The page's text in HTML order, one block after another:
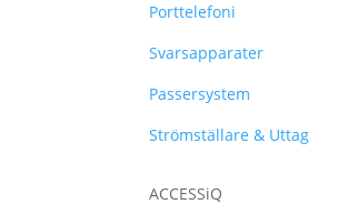
Porttelefoni
Svarsapparater
Passersystem
Strömställare & Uttag
ACCESSiQ